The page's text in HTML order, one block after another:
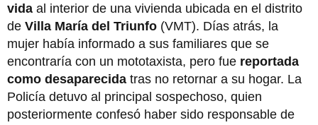
vida al interior de una vivienda ubicada en el distrito
de Villa María del Triunfo (VMT). Días atrás, la
mujer había informado a sus familiares que se
encontraría con un mototaxista, pero fue reportada
como desaparecida tras no retornar a su hogar. La
Policía detuvo al principal sospechoso, quien
posteriormente confesó haber sido responsable de